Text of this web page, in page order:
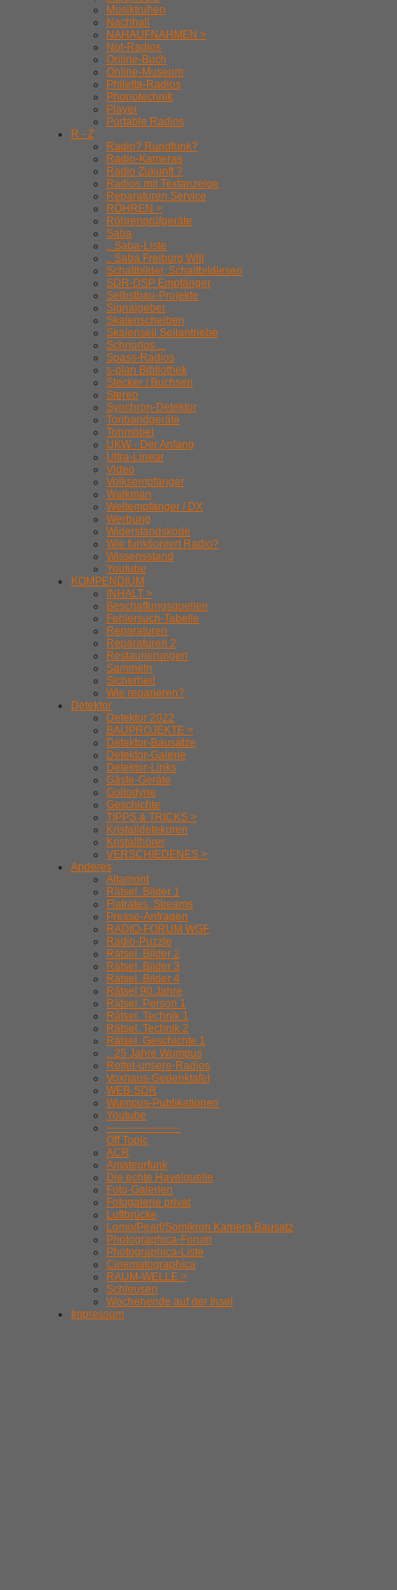
Musiktruhen
Nachhall
NAHAUFNAHMEN >
Not-Radios
Online-Buch
Online-Museum
Philetta-Radios
Phonotechnik
Player
Portable Radios
R - Z
Radio? Rundfunk?
Radio-Kameras
Radio Zukunft ?
Radios mit Textanzeige
Reparaturen Service
RÖHREN >
Röhrenprüfgeräte
Saba
.. Saba-Liste
.. Saba Freiburg WIII
Schaltbilder, Schaltbildlesen
SDR-DSP Empfänger
Selbstbau-Projekte
Signalgeber
Skalenscheiben
Skalenseil Seilantriebe
Schnurlos ...
Spass-Radios
s-plan Bibliothek
Stecker / Buchsen
Stereo
Synchron-Detektor
Tonbandgeräte
Tonmöbel
UKW - Der Anfang
Ultra-Linear
Video
Volksempfänger
Walkman
Weltempfänger / DX
Werbung
Widerstandskode
Wie funktioniert Radio?
Wissensstand
Youtube
KOMPENDIUM
INHALT >
Beschaffungsquellen
Fehlersuch-Tabelle
Reparaturen
Reparaturen 2
Restaurierungen
Sammeln
Sicherheit
Wie reparieren?
Detektor
Detektor 2022
BAUPROJEKTE >
Detektor-Bausätze
Detektor-Galerie
Detektor-Links
Gäste-Geräte
Gollodyne
Geschichte
TIPPS & TRICKS >
Kristalldetekoren
Kristallhörer
VERSCHIEDENES >
Anderes
Altamont
Rätsel. Bilder 1
Flatrates, Streams
Presse-Anfragen
RADIO-FORUM WGF
Radio-Puzzle
Rätsel. Bilder 2
Rätsel. Bilder 3
Rätsel. Bilder 4
Rätsel 90 Jahre
Rätsel. Person 1
Rätsel. Technik 1
Rätsel. Technik 2
Rätsel. Geschichte 1
.. 25 Jahre Wumpus
Rettet-unsere-Radios
Voxhaus-Gedenktafel
WEB-SDR
Wumpus-Publikationen
Youtube
---------------------
Off Topic
ACR
Amateurfunk
Die echte Havelquelle
Foto-Galerien
Fotogalerie privat
Luftbrücke
Lomo/Pearl/Somikron Kamera Bausatz
Photographica-Forum
Photographica-Liste
Cinematographica
RAUM-WELLE >
Schleusen
Wochenende auf der Insel
Impressum